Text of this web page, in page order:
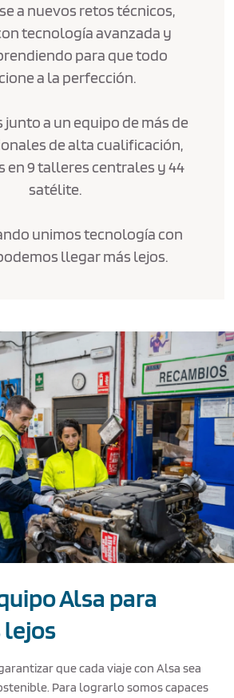
a nuevos retos técnicos,
tecnología avanzada y
para que todo
a la perfección.
junto a un equipo de más de
de alta cualificación,
en 9 talleres centrales y 44
satélite.
unimos tecnología con
llegar más lejos.
Alsa para
lejos
que cada viaje con Alsa sea
Para lograrlo somos capaces